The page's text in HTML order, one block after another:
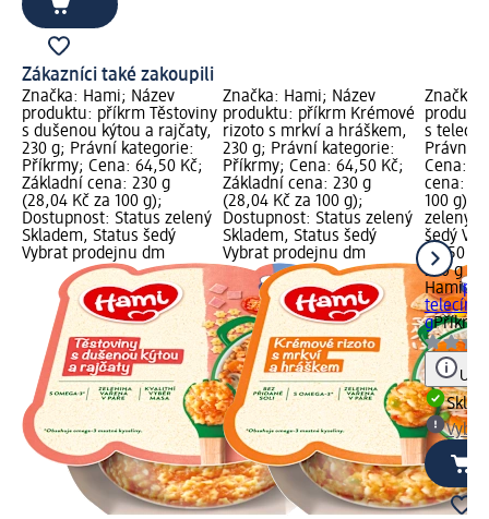
Zákazníci také zakoupili
Značka: Hami; Název
produktu: příkrm Těstoviny
s dušenou kýtou a rajčaty,
230 g; Právní kategorie:
Příkrmy; Cena: 64,50 Kč;
Základní cena: 230 g
(28,04 Kč za 100 g);
Dostupnost: Status zelený
Skladem, Status šedý
Vybrat prodejnu dm
Značka: Hami; Název
produktu: příkrm Krémové
rizoto s mrkví a hráškem,
230 g; Právní kategorie:
Příkrmy; Cena: 64,50 Kč;
Základní cena: 230 g
(28,04 Kč za 100 g);
Dostupnost: Status zelený
Skladem, Status šedý
Vybrat prodejnu dm
Značka:
s
Právní
Cena:
cena:
100 g);
zelený
šedý
64,50 Kč
230 g
Hami
telecím
gPříkrmy